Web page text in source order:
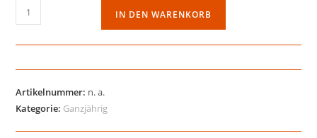
Krönchen
Menge
IN DEN WARENKORB
Artikelnummer: n. a.
Kategorie: Ganzjährig